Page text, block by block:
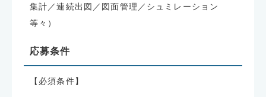
集計／連続出図／図面管理／シュミレーション
等々）
応募条件
【必須条件】